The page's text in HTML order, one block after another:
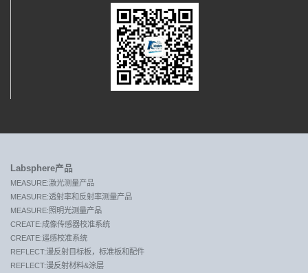
Labsphere产品
MEASURE:激光测量产品
MEASURE:透射率和反射率测量产品
MEASURE:照明光测量产品
CREATE:成像传感器校准系统
CREATE:遥感校准系统
REFLECT:漫反射目标板，标准板和配件
REFLECT:漫反射材料&涂层